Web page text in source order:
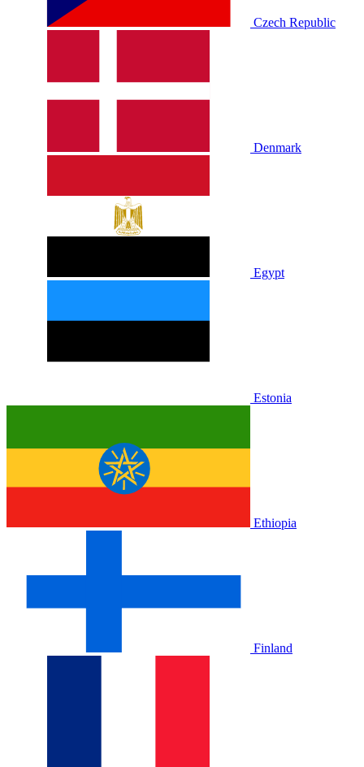
Czech Republic
Denmark
Egypt
Estonia
Ethiopia
Finland